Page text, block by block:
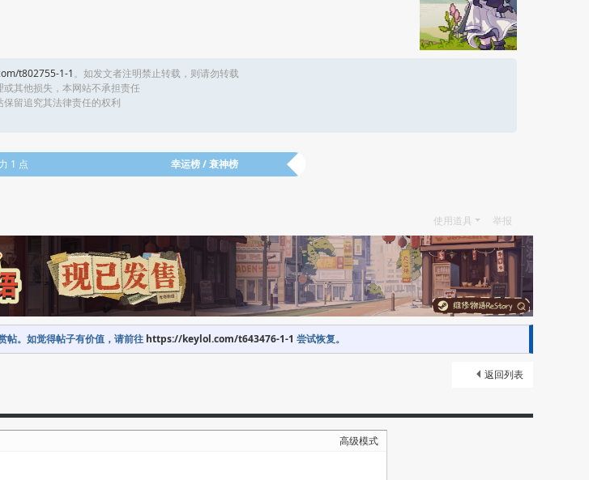
t802755-1-1。如发文者注明禁止转载，则请勿转载
其他损失，本网站不承担责任
留追究其法律责任的权利
1 点 幸运榜 / 衰神榜
使用道具 举报
帖。如觉得帖子有价值，请前往 https://keylol.com/t643476-1-1 尝试恢复。
返回列表
高级模式